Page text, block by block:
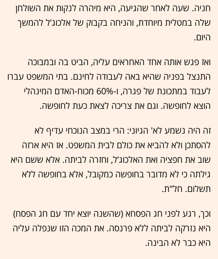
חניה. שעה לאחר שהגיעה, היא מיהרה לנקות את השולחן
שלה במטלית מיוחדת, והניחה בקבוק של אלכוג’ל להמשך
היום.
ואז פגש אותה אחד האחראים עליה, הביט בה ובמבוכה
התנצל בפניה שהיא באה לעבודה לחינם. בתי המשפט עברו
לעבוד במתכונת של פגרה, ו-60% מכוח-האדם המינהלי
הוצא לחופשה. וגם את צריכה לצאת כעת לחופשה.
זה היה נשמע לא' הגיוני: הרי במצב הנוכחי עדיף לא
להסתכן ולא להביא את כולם לבית המשפט. אז היא ארזה
שוב את חפציה ואת האלכוג’ל, וחזרה לביתה. אלא ששם היא
גילתה כי לא מדובר בחופשה כמקובל, אלא בחופשה ללא
תשלום. חל"ת.
וכך, רגע לפני חג הפסחא (שהשנה יוצא יחד עם חג הפסח)
היא נזרקה לביתה ללא פרנסה. את המכה הזו שנפלה עליה
היא כבר לא הבינה.